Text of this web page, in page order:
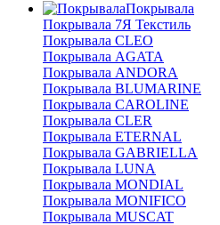
Покрывала
Покрывала 7Я Текстиль
Покрывала CLEO
Покрывала AGATA
Покрывала ANDORA
Покрывала BLUMARINE
Покрывала CAROLINE
Покрывала CLER
Покрывала ETERNAL
Покрывала GABRIELLA
Покрывала LUNA
Покрывала MONDIAL
Покрывала MONIFICO
Покрывала MUSCAT